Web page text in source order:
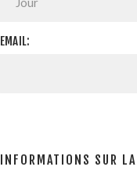
EMAIL:
INFORMATIONS SUR